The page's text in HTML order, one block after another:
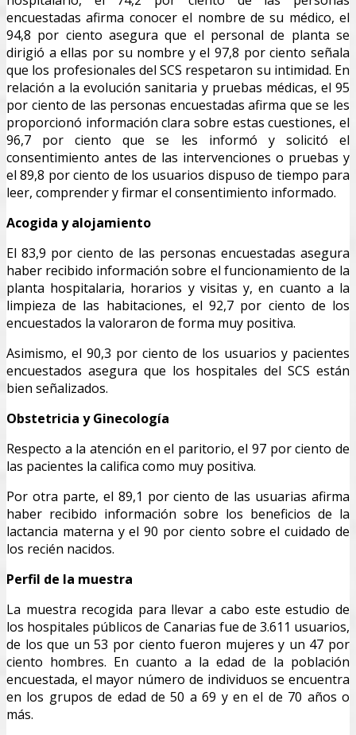
encuestadas afirma conocer el nombre de su médico, el
94,8 por ciento asegura que el personal de planta se
dirigió a ellas por su nombre y el 97,8 por ciento señala
que los profesionales del SCS respetaron su intimidad. En
relación a la evolución sanitaria y pruebas médicas, el 95
por ciento de las personas encuestadas afirma que se les
proporcionó información clara sobre estas cuestiones, el
96,7 por ciento que se les informó y solicitó el
consentimiento antes de las intervenciones o pruebas y
el 89,8 por ciento de los usuarios dispuso de tiempo para
leer, comprender y firmar el consentimiento informado.
Acogida y alojamiento
El 83,9 por ciento de las personas encuestadas asegura
haber recibido información sobre el funcionamiento de la
planta hospitalaria, horarios y visitas y, en cuanto a la
limpieza de las habitaciones, el 92,7 por ciento de los
encuestados la valoraron de forma muy positiva.
Asimismo, el 90,3 por ciento de los usuarios y pacientes
encuestados asegura que los hospitales del SCS están
bien señalizados.
Obstetricia y Ginecología
Respecto a la atención en el paritorio, el 97 por ciento de
las pacientes la califica como muy positiva.
Por otra parte, el 89,1 por ciento de las usuarias afirma
haber recibido información sobre los beneficios de la
lactancia materna y el 90 por ciento sobre el cuidado de
los recién nacidos.
Perfil de la muestra
La muestra recogida para llevar a cabo este estudio de
los hospitales públicos de Canarias fue de 3.611 usuarios,
de los que un 53 por ciento fueron mujeres y un 47 por
ciento hombres. En cuanto a la edad de la población
encuestada, el mayor número de individuos se encuentra
en los grupos de edad de 50 a 69 y en el de 70 años o
más.